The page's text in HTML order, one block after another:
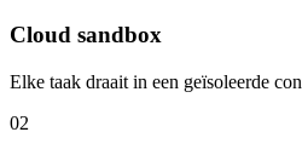
Cloud sandbox
Elke taak draait in een geïsoleerde
02